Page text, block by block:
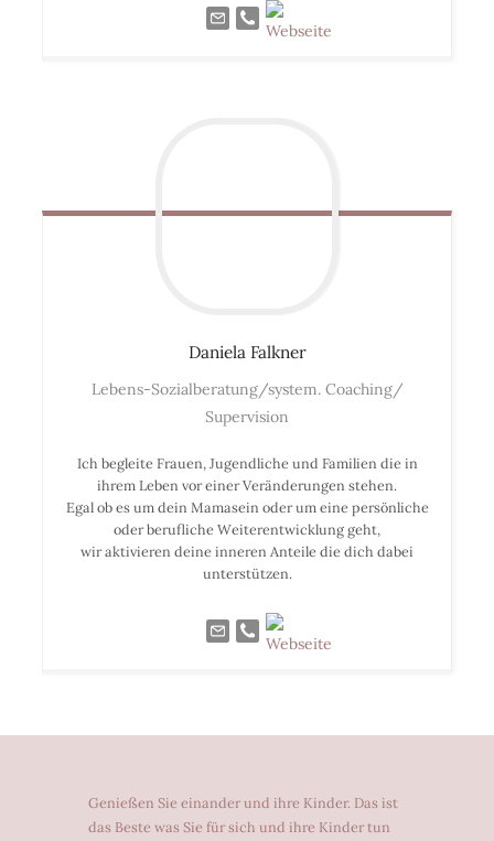
Daniela Falkner
Lebens-Sozialberatung/system. Coaching/
Supervision
Ich begleite Frauen, Jugendliche und Familien die in
ihrem Leben vor einer Veränderungen stehen.
Egal ob es um dein Mamasein oder um eine persönliche
oder berufliche Weiterentwicklung geht,
wir aktivieren deine inneren Anteile die dich dabei
unterstützen.
Genießen Sie einander und ihre Kinder. Das ist
das Beste was Sie für sich und ihre Kinder tun